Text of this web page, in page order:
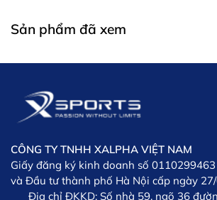
giao hàng bị chậm
thoại mua hàng, hay thông tin đặt
của người sử dụng
* Lưu ý: Sản phẩm yêu cầu đổi trả
nguyên mác và trong thời gian còn bảo
Sản phẩm đã xem
CÔNG TY TNHH XALPHA VIỆT NAM
Giấy đăng ký kinh doanh số
và Đầu tư thành phố Hà Nội cấp ngày
Địa chỉ ĐKKD: Số nhà 59, ngõ 36